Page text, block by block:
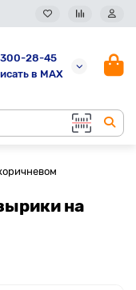
28-45
в MAX
на